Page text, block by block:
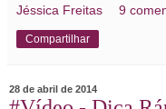
Jéssica Freitas 9
Compartilhar
28 de abril de 2014